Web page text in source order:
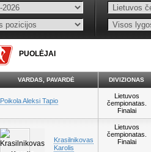
PUOLĖJAI
VARDAS, PAVARDĖ DIVIZIONAS
Poikola Aleksi Tapio
Lietuvos
čempionatas.
Finalai
Krasilnikovas
Karolis
Lietuvos
čempionatas.
Finalai